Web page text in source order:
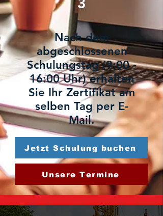
Nach dem
abgeschlossenen
Schulungstag (9:00 -
16:00 Uhr) erhalten
Sie Ihr Zertifikat am
selben Tag per E-
Mail.
Jetzt Schulung buchen
Unsere Termine